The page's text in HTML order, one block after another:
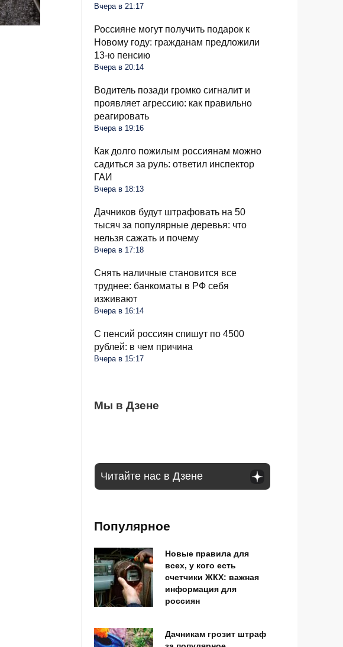
Вчера в 21:17
Россияне могут получить подарок к
Новому году: гражданам предложили
13-ю пенсию
Вчера в 20:14
Водитель позади громко сигналит и
проявляет агрессию: как правильно
реагировать
Вчера в 19:16
Как долго пожилым россиянам можно
садиться за руль: ответил инспектор
ГАИ
Вчера в 18:13
Дачников будут штрафовать на 50
тысяч за популярные деревья: что
нельзя сажать и почему
Вчера в 17:18
Снять наличные становится все
труднее: банкоматы в РФ себя
изживают
Вчера в 16:14
С пенсий россиян спишут по 4500
рублей: в чем причина
Вчера в 15:17
Мы в Дзене
Чеснок безвкусный и легкий словно
бумага: вы совершили несколько ошибок
Очередные новшества при снятии
Водителей России ждут большие
Читайте нас в Дзене
Популярное
Новые правила для
всех, у кого есть
счетчики ЖКХ: важная
информация для
россиян
Дачникам грозит штраф